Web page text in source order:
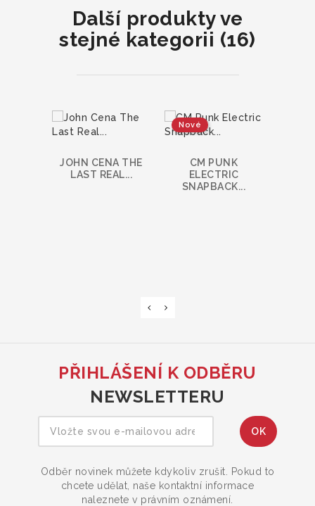
Další produkty ve
stejné kategorii (16)
JOHN CENA THE
LAST REAL...
Nové
CM PUNK
ELECTRIC
SNAPBACK...
PŘIHLÁŠENÍ K ODBĚRU
NEWSLETTERU
Odběr novinek můžete kdykoliv zrušit. Pokud to
chcete udělat, naše kontaktní informace
naleznete v právním oznámení.